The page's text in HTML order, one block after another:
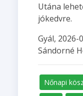
Utána
jókedvre.
Gyál,
Sándorné
Nőnapi